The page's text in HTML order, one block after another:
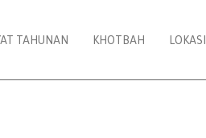
TAHUNAN KHOTBAH